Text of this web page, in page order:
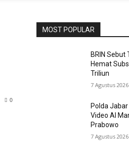
0
MOST POPULAR
BRIN Sebut
Hemat
Triliun
7 Agustus 2026
Polda
Video AI
Prabowo
7 Agustus 2026